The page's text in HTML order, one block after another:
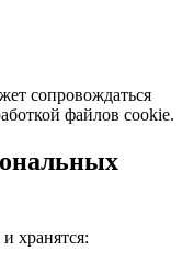
сопровождаться
файлов cookie.
хранятся: